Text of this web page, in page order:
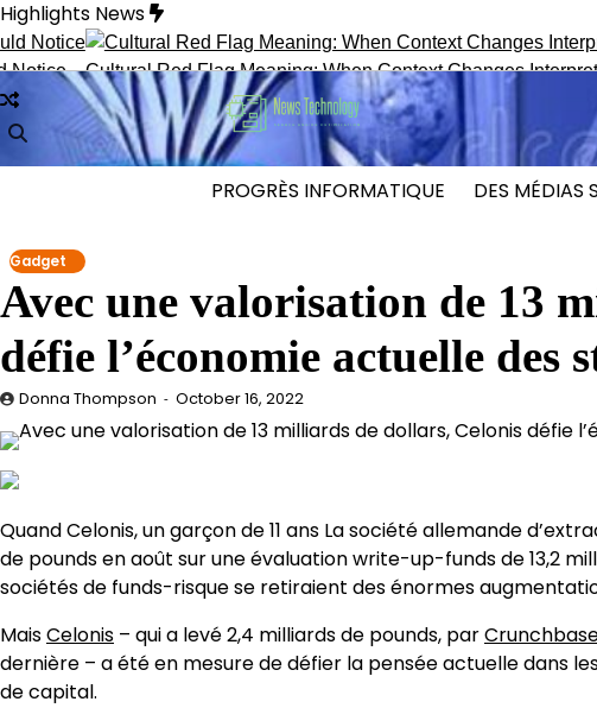
Skip
to
content
Highlights News
Cultural Red Flag Meaning: When Context Changes
PROGRÈS INFORMATIQUE DES MÉDIAS
Gadget
Avec une valorisation de 13
défie l’économie actuelle des
Donna Thompson October 16, 2022
Quand Celonis, un garçon de 11 ans La société allemande
de pounds en août sur une évaluation write-up-funds de 13,2
sociétés de funds-risque se retiraient des énormes
MaisCelonis – qui a levé 2,4 milliards de pounds, par
dernière – a été en mesure de défier la pensée actuelle dans
de capital.